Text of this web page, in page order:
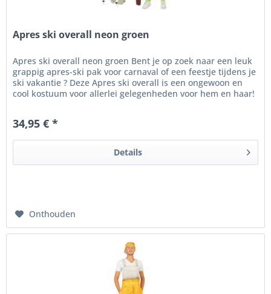
Apres ski overall neon groen
Apres ski overall neon groen Bent je op zoek naar een leuk
grappig apres-ski pak voor carnaval of een feestje tijdens je
ski vakantie ? Deze Apres ski overall is een ongewoon en
cool kostuum voor allerlei gelegenheden voor hem en haar!
34,95 € *
Details
Onthouden